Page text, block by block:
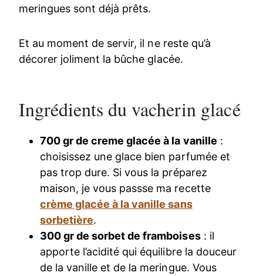
meringues sont déjà prêts.
Et au moment de servir, il ne reste qu’à
décorer joliment la bûche glacée.
Ingrédients du vacherin glacé
700 gr de creme glacée à la vanille :
choisissez une glace bien parfumée et
pas trop dure. Si vous la préparez
maison, je vous passse ma recette
crème glacée à la vanille sans
sorbetière.
300 gr de sorbet de framboises: il
apporte l’acidité qui équilibre la douceur
de la vanille et de la meringue. Vous